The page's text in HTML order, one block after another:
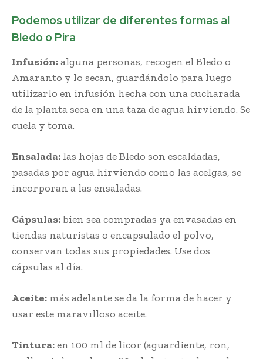
Podemos utilizar de diferentes formas al
Bledo o Pira
Infusión:alguna personas, recogen el Bledo o
Amaranto y lo secan, guardándolo para luego
utilizarlo en infusión hecha con una cucharada
de la planta seca en una taza de agua hirviendo. Se
cuela y toma.
Ensalada: las hojas de Bledo son escaldadas,
pasadas por agua hirviendo como las acelgas, se
incorporan a las ensaladas.
Cápsulas:bien sea compradas ya envasadas en
tiendas naturistas o encapsulado el polvo,
conservan todas sus propiedades. Use dos
cápsulas al día.
Aceite: más adelante se da la forma de hacer y
usar este maravilloso aceite.
Tintura:en 100 ml de licor (aguardiente, ron,